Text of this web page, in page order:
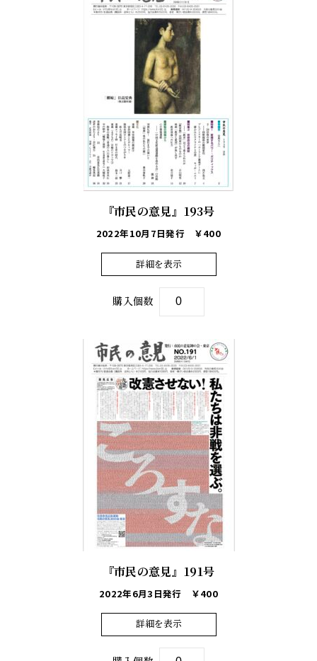
『市民の意見』193号
2022年10月7日発行 ￥400
詳細を表示
購入個数
『市民の意見』191号
2022年6月3日発行 ￥400
詳細を表示